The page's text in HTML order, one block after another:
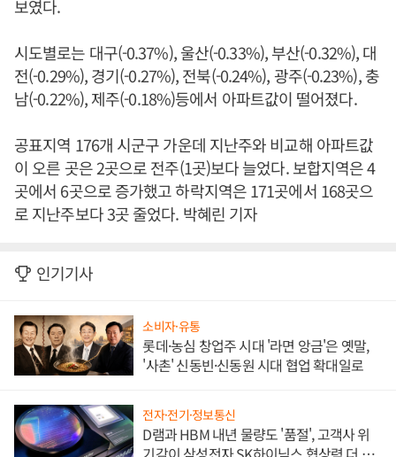
보였다.
시도별로는 대구(-0.37%), 울산(-0.33%), 부산(-0.32%), 대
전(-0.29%), 경기(-0.27%), 전북(-0.24%), 광주(-0.23%), 충
남(-0.22%), 제주(-0.18%)등에서 아파트값이 떨어졌다.
공표지역 176개 시군구 가운데 지난주와 비교해 아파트값
이 오른 곳은 2곳으로 전주(1곳)보다 늘었다. 보합지역은 4
곳에서 6곳으로 증가했고 하락지역은 171곳에서 168곳으
로 지난주보다 3곳 줄었다. 박혜린 기자
인기기사
소비자·유통
롯데·농심 창업주 시대 '라면 앙금'은 옛말,
'사촌' 신동빈·신동원 시대 협업 확대일로
전자·전기·정보통신
D램과 HBM 내년 물량도 '품절', 고객사 위